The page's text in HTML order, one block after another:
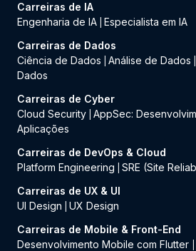
Carreiras de IA
Engenharia de IA Especialista em IA
Carreiras de Dados
Ciência de Dados
Análise de Dados
Dados
Carreiras de Cyber
Cloud Security AppSec:
Aplicações
Carreiras de DevOps & Cloud
Platform Engineering
SRE (Site
Carreiras de UX & UI
UI Design
UX Design
Carreiras de Mobile & Front-End
Desenvolvimento Mobile com Flutter